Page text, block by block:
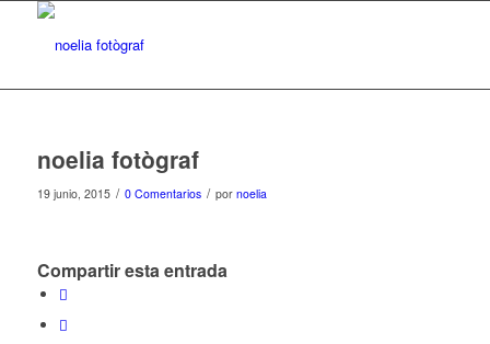
noelia fotògraf
19 junio, 2015 / 0 Comentarios / por noelia
Compartir esta entrada